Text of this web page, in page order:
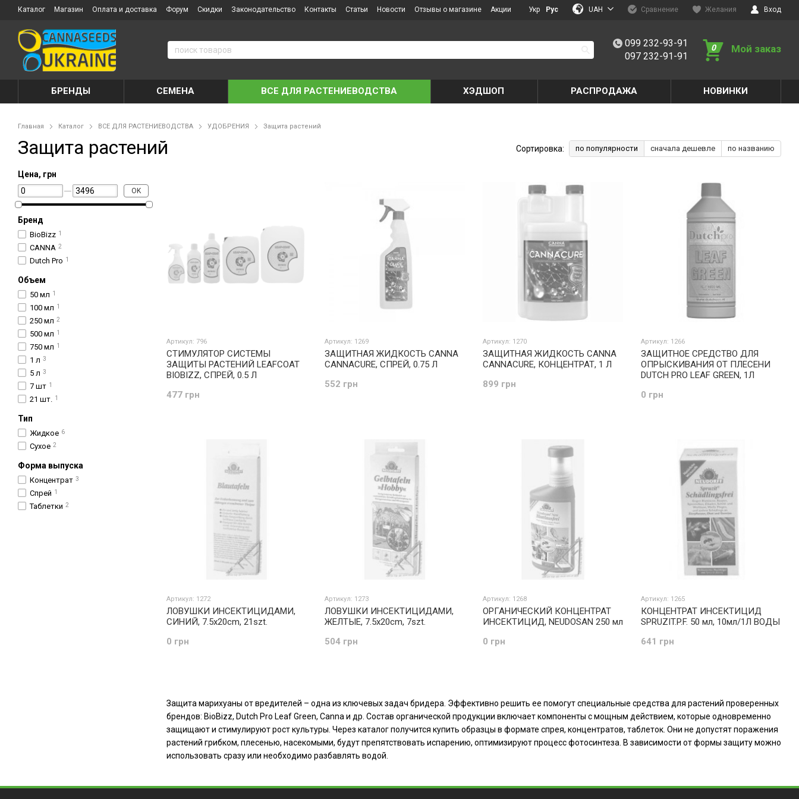
Каталог Магазин Оплата и доставка Форум Скидки Законодательство Контакты Статьи Новости Отзывы о магазине Акции Укр Рус UAH Сравнение Желания Вход
099 232-93-91
097 232-91-91
0 Мой заказ
БРЕНДЫ СЕМЕНА ВСЕ ДЛЯ РАСТЕНИЕВОДСТВА ХЭДШОП РАСПРОДАЖА НОВИНКИ
Главная Каталог ВСЕ ДЛЯ РАСТЕНИЕВОДСТВА УДОБРЕНИЯ Защита растений
Защита растений Сортировка: по популярности сначала дешевле по названию
Защита марихуаны от вредителей – одна из ключевых задач бридера. Эффективно решить ее помогут специальные средства для растений проверенных
брендов: BioBizz, Dutch Pro Leaf Green, Canna и др. Состав органической продукции включает компоненты с мощным действием, которые одновременно
защищают и стимулируют рост культуры. Через каталог получится купить образцы в формате спрея, концентратов, таблеток. Они не допустят поражения
растений грибком, плесенью, насекомыми, будут препятствовать испарению, оптимизируют процесс фотосинтеза. В зависимости от формы защиту можно
использовать сразу или необходимо разбавлять водой.
Артикул: 796
СТИМУЛЯТОР СИСТЕМЫ
ЗАЩИТЫ РАСТЕНИЙ LEAFCOAT
BIOBIZZ, СПРЕЙ, 0.5 Л
477 грн
Артикул: 1269
ЗАЩИТНАЯ ЖИДКОСТЬ CANNA
CANNACURE, СПРЕЙ, 0.75 Л
552 грн
Артикул: 1270
ЗАЩИТНАЯ ЖИДКОСТЬ CANNA
CANNACURE, КОНЦЕНТРАТ, 1 Л
899 грн
Артикул: 1266
ЗАЩИТНОЕ СРЕДСТВО ДЛЯ
ОПРЫСКИВАНИЯ ОТ ПЛЕСЕНИ
DUTCH PRO LEAF GREEN, 1Л
0 грн
Артикул: 1272
ЛОВУШКИ ИНСЕКТИЦИДАМИ,
СИНИЙ, 7.5x20cm, 21szt.
0 грн
Артикул: 1273
ЛОВУШКИ ИНСЕКТИЦИДАМИ,
ЖЕЛТЫЕ, 7.5x20cm, 7szt.
504 грн
Артикул: 1268
ОРГАНИЧЕСКИЙ КОНЦЕНТРАТ
ИНСЕКТИЦИД, NEUDOSAN 250 мл
0 грн
Артикул: 1265
КОНЦЕНТРАТ ИНСЕКТИЦИД
SPRUZIT.P.F. 50 мл, 10мл/1Л ВОДЫ
641 грн
Цена, грн
OK
Бренд
BioBizz 1
CANNA 2
Dutch Pro 1
Объем
50 мл 1
100 мл 1
250 мл 2
500 мл 1
750 мл 1
1 л 3
5 л 3
7 шт 1
21 шт. 1
Тип
Жидкое 6
Сухое 2
Форма выпуска
Концентрат 3
Спрей 1
Таблетки 2